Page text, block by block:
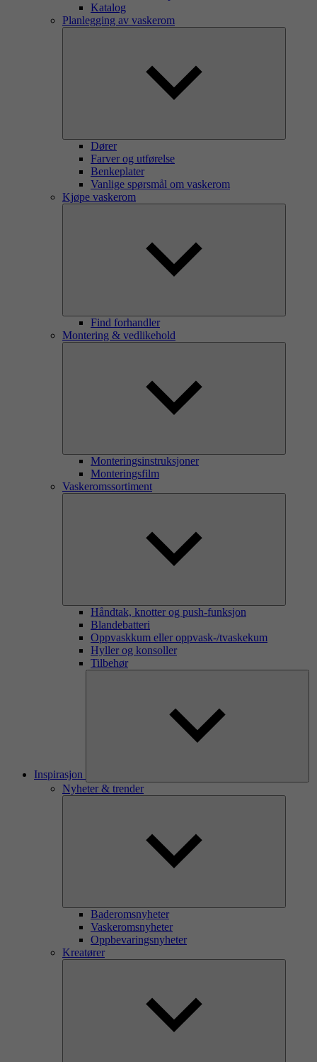
Katalog
Planlegging av vaskerom
Dører
Farver og utførelse
Benkeplater
Vanlige spørsmål om vaskerom
Kjøpe vaskerom
Find forhandler
Montering & vedlikehold
Monteringsinstruksjoner
Monteringsfilm
Vaskeromssortiment
Håndtak, knotter og push-funksjon
Blandebatteri
Oppvaskkum eller oppvask-/tvaskekum
Hyller og konsoller
Tilbehør
Inspirasjon
Nyheter & trender
Baderomsnyheter
Vaskeromsnyheter
Oppbevaringsnyheter
Kreatører